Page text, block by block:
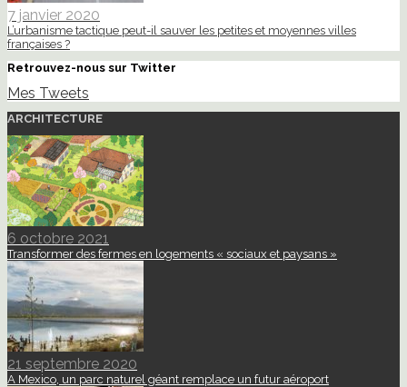
7 janvier 2020
L’urbanisme tactique peut-il sauver les petites et moyennes villes
françaises ?
Retrouvez-nous sur Twitter
Mes Tweets
ARCHITECTURE
6 octobre 2021
Transformer des fermes en logements « sociaux et paysans »
21 septembre 2020
A Mexico, un parc naturel géant remplace un futur aéroport